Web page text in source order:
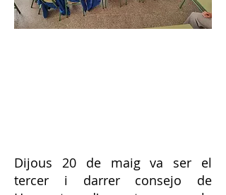
Dijous 20 de maig va ser el
tercer i darrer consejo de